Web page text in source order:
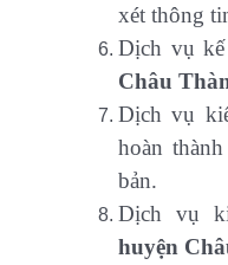
xét thông
Dịch vụ
Châu
Dịch vụ
hoàn
bản.
Dịch vụ
huyện